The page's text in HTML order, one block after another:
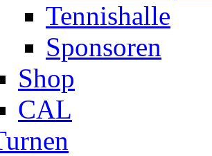
Tennishalle
Sponsoren
Shop
CAL